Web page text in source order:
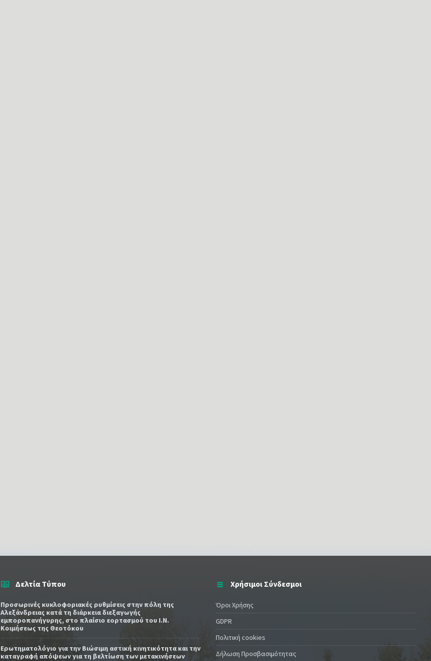
Δελτία Τύπου
Προσωρινές κυκλοφοριακές ρυθμίσεις στην πόλη της
Αλεξάνδρειας κατά τη διάρκεια διεξαγωγής
εμποροπανήγυρης, στο πλαίσιο εορτασμού του Ι.Ν.
Κοιμήσεως της Θεοτόκου
Ερωτηματολόγιο για την Βιώσιμη αστική κινητικότητα και την
καταγραφή απόψεων για τη βελτίωση των μετακινήσεων
Χρήσιμοι Σύνδεσμοι
Όροι Χρήσης
GDPR
Πολιτική cookies
Δήλωση Προσβασιμότητας